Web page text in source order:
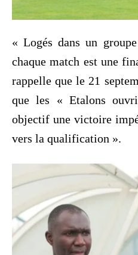
« Logés dans un
chaque match est une
rappelle que le 21
que les « Etalons
objectif une victoire
vers la qualification ».